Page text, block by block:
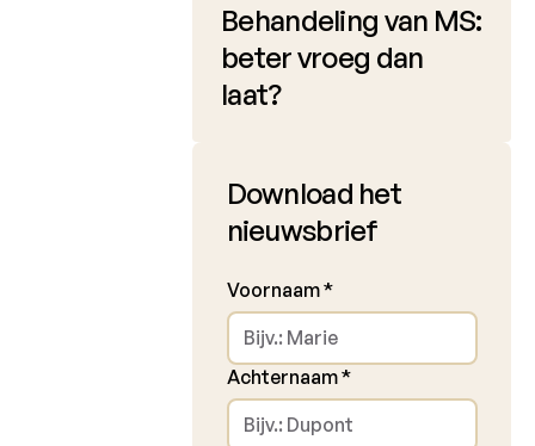
Behandeling van MS:
beter vroeg dan
laat?
Download het
nieuwsbrief
Voornaam*
Achternaam*